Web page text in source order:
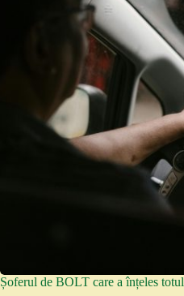
Șoferul de BOLT care a înțeles totul